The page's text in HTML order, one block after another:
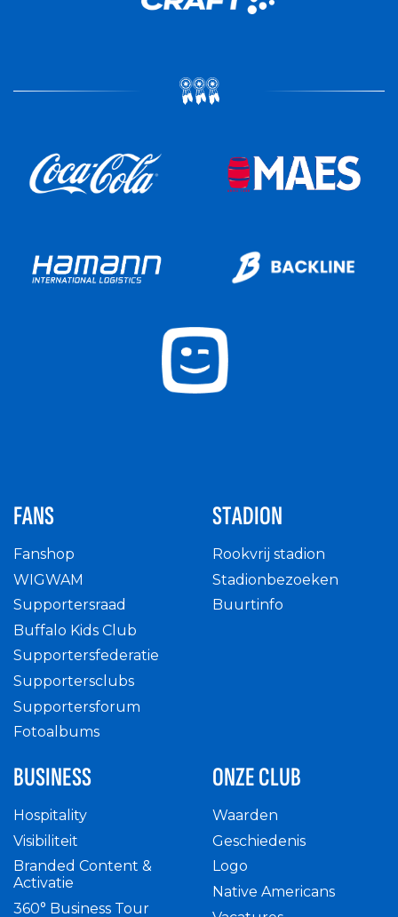
FANS
Fanshop
WIGWAM
Supportersraad
Buffalo Kids Club
Supportersfederatie
Supportersclubs
Supportersforum
Fotoalbums
STADION
Rookvrij stadion
Stadionbezoeken
Buurtinfo
BUSINESS
Hospitality
Visibiliteit
Branded Content &
Activatie
360° Business Tour
ONZE CLUB
Waarden
Geschiedenis
Logo
Native Americans